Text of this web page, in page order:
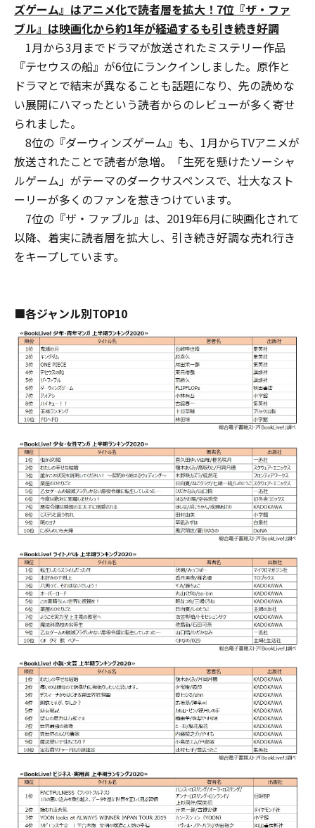
ズゲーム』はアニメ化で読者層を拡大！7位『ザ・ファ
ブル』は映画化から約1年が経過するも引き続き好調
1月から3月までドラマが放送されたミステリー作品
『テセウスの船』が6位にランクインしました。原作と
ドラマとで結末が異なることも話題になり、先の読めな
い展開にハマったという読者からのレビューが多く寄せ
られました。
8位の『ダーウィンズゲーム』も、1月からTVアニメが
放送されたことで読者が急増。「生死を懸けたソーシャ
ルゲーム」がテーマのダークサスペンスで、壮大なスト
ーリーが多くのファンを惹きつけています。
7位の『ザ・ファブル』は、2019年6月に映画化されて
以降、着実に読者層を拡大し、引き続き好調な売れ行き
をキープしています。
■各ジャンル別TOP10